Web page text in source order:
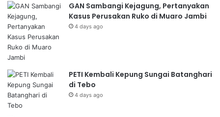
GAN Sambangi Kejagung, Pertanyakan
Kasus Perusakan Ruko di Muaro Jambi
4 days ago
PETI Kembali Kepung Sungai Batanghari
di Tebo
4 days ago